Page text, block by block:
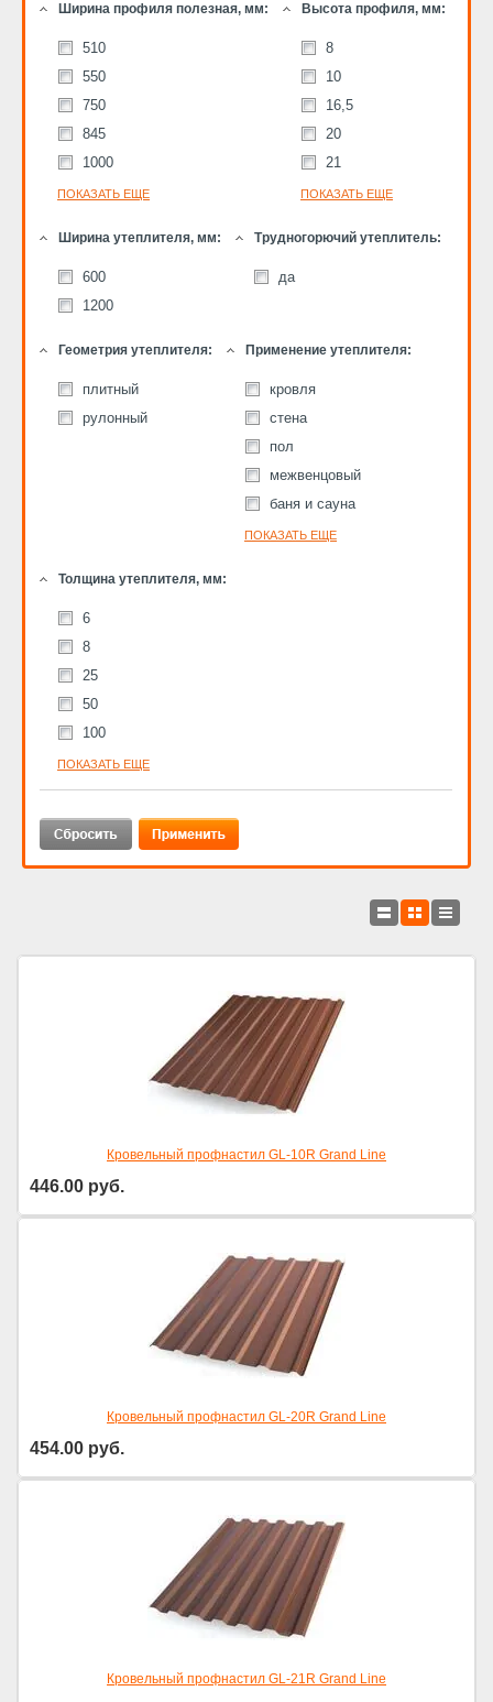
Ширина профиля полезная, мм:
510
550
750
845
1000
ПОКАЗАТЬ ЕЩЕ
Высота профиля, мм:
8
10
16,5
20
21
ПОКАЗАТЬ ЕЩЕ
Ширина утеплителя, мм:
600
1200
Трудногорючий утеплитель:
да
Геометрия утеплителя:
плитный
рулонный
Применение утеплителя:
кровля
стена
пол
межвенцовый
баня и сауна
ПОКАЗАТЬ ЕЩЕ
Толщина утеплителя, мм:
6
8
25
50
100
ПОКАЗАТЬ ЕЩЕ
Кровельный профнастил GL-10R Grand Line
446.00 руб.
Кровельный профнастил GL-20R Grand Line
454.00 руб.
Кровельный профнастил GL-21R Grand Line